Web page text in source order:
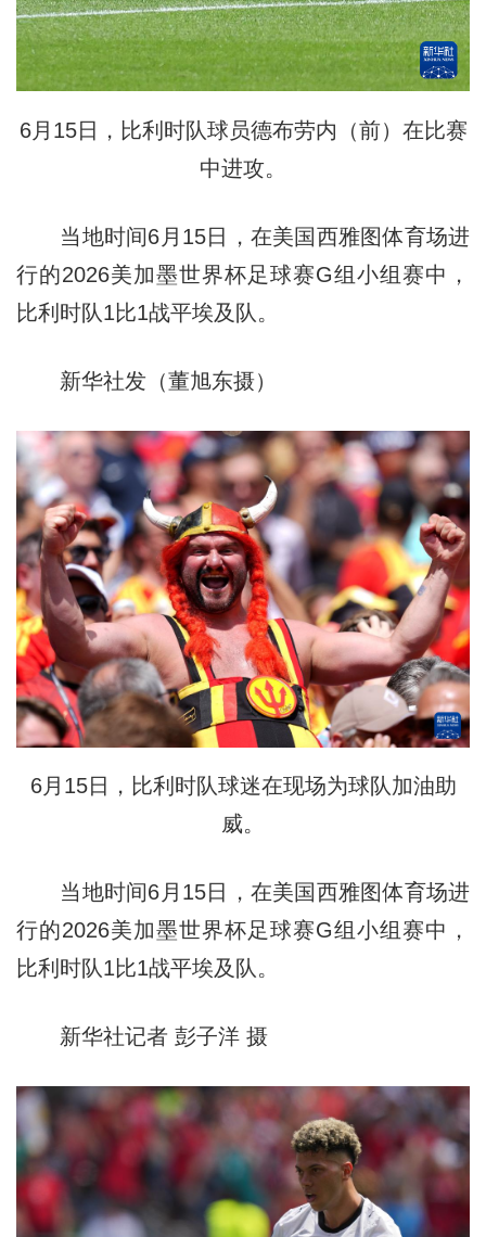
6月15日，比利时队球员德布劳内（前）在比赛
中进攻。
当地时间6月15日，在美国西雅图体育场进
行的2026美加墨世界杯足球赛G组小组赛中，
比利时队1比1战平埃及队。
新华社发（董旭东摄）
6月15日，比利时队球迷在现场为球队加油助
威。
当地时间6月15日，在美国西雅图体育场进
行的2026美加墨世界杯足球赛G组小组赛中，
比利时队1比1战平埃及队。
新华社记者 彭子洋 摄